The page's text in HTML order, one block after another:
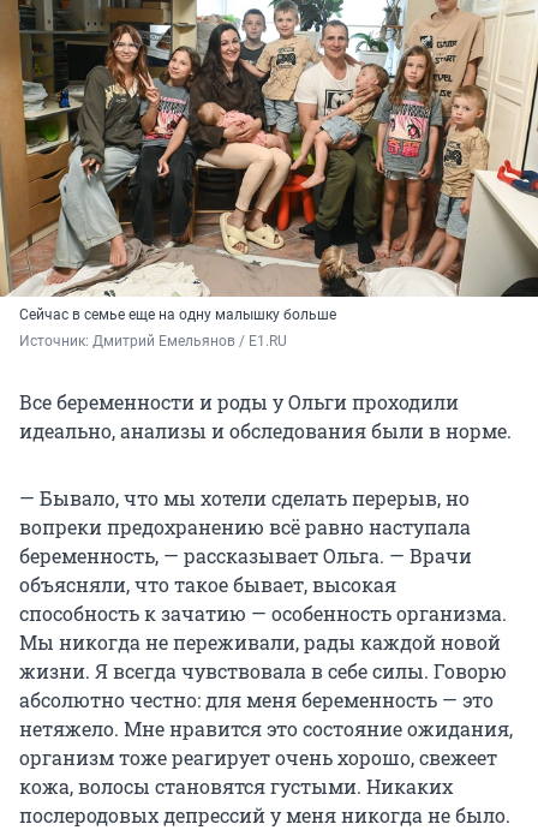
Сейчас в семье еще на одну малышку больше
Источник: Дмитрий Емельянов / E1.RU
Все беременности и роды у Ольги проходили
идеально, анализы и обследования были в норме.
— Бывало, что мы хотели сделать перерыв, но
вопреки предохранению всё равно наступала
беременность, — рассказывает Ольга. — Врачи
объясняли, что такое бывает, высокая
способность к зачатию — особенность организма.
Мы никогда не переживали, рады каждой новой
жизни. Я всегда чувствовала в себе силы. Говорю
абсолютно честно: для меня беременность — это
нетяжело. Мне нравится это состояние ожидания,
организм тоже реагирует очень хорошо, свежеет
кожа, волосы становятся густыми. Никаких
послеродовых депрессий у меня никогда не было.